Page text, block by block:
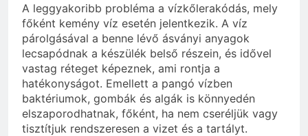
A leggyakoribb probléma a vízkőlerakódás, mely
főként kemény víz esetén jelentkezik. A víz
párolgásával a benne lévő ásványi anyagok
lecsapódnak a készülék belső részein, és idővel
vastag réteget képeznek, ami rontja a
hatékonyságot. Emellett a pangó vízben
baktériumok, gombák és algák is könnyedén
elszaporodhatnak, főként, ha nem cseréljük vagy
tisztítjuk rendszeresen a vizet és a tartályt.